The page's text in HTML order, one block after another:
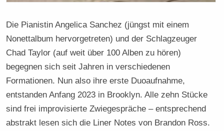
Die Pianistin Angelica Sanchez (jüngst mit einem
Nonettalbum hervorgetreten) und der Schlagzeuger
Chad Taylor (auf weit über 100 Alben zu hören)
begegnen sich seit Jahren in verschiedenen
Formationen. Nun also ihre erste Duoaufnahme,
entstanden Anfang 2023 in Brooklyn. Alle zehn Stücke
sind frei improvisierte Zwiegespräche – entsprechend
abstrakt lesen sich die Liner Notes von Brandon Ross.